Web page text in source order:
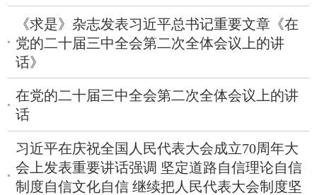
《求是》杂志发表习近平总书记重要文章《在
党的二十届三中全会第二次全体会议上的讲
话》
在党的二十届三中全会第二次全体会议上的讲
话
习近平在庆祝全国人民代表大会成立70周年大
会上发表重要讲话强调 坚定道路自信理论自信
制度自信文化自信 继续把人民代表大会制度坚